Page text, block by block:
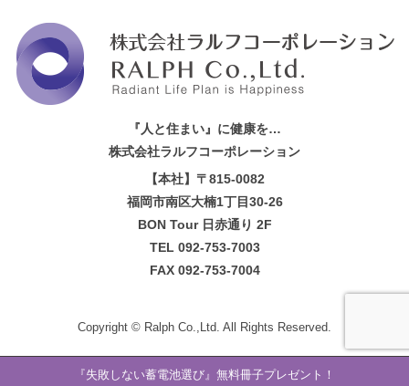
『人と住まい』に健康を…
株式会社ラルフコーポレーション
【本社】〒815-0082
福岡市南区大楠1丁目30-26
BON Tour 日赤通り 2F
TEL 092-753-7003
FAX 092-753-7004
Copyright © Ralph Co.,Ltd. All Rights Reserved.
『失敗しない蓄電池選び』無料冊子プレゼント！